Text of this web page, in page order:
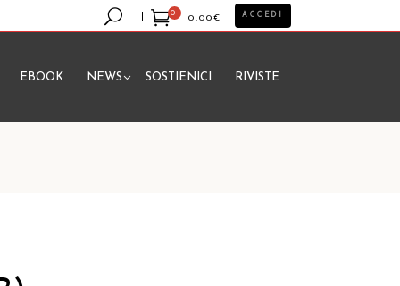
0
0,00€
prodotto nel carrello.
ACCEDI
EBOOK NEWS SOSTIENICI RIVISTE